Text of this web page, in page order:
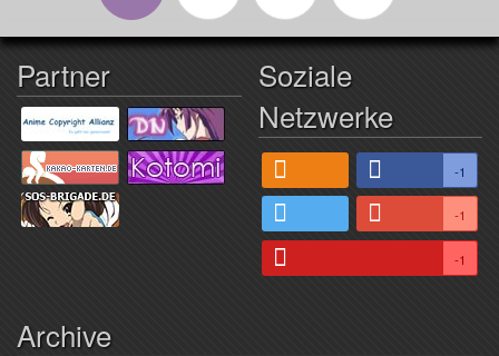
Partner
Soziale
Netzwerke
-1
-1
-1
Archive